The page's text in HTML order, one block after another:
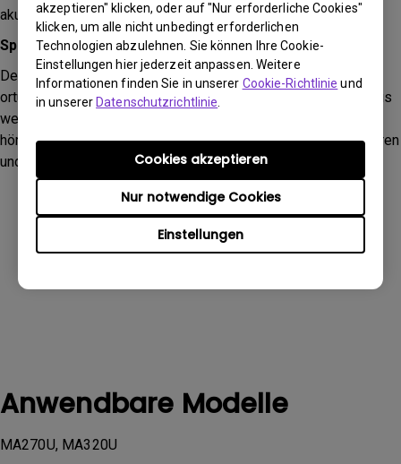
akzeptieren" klicken, oder auf "Nur erforderliche Cookies"
klicken, um alle nicht unbedingt erforderlichen
Technologien abzulehnen. Sie können Ihre Cookie-
Einstellungen hier jederzeit anpassen. Weitere
Informationen finden Sie in unserer Cookie-Richtlinie und
in unsererDatenschutzrichtlinie
Einstellungen
Nur notwendige Cookies
Cookies akzeptieren
akustisch die Atmosphäre eines Kinos erleben.
Spielmodus
Der Spielmodus verbessert die Geräuscherkennung und -
ortung beim Spielen. Er ermöglicht es dir, genau zu hören, aus
welcher Richtung Feinde kommen oder welche Schritte zu
hören sind. Dies hilft dir, besser auf Bedrohungen zu reagieren
und macht das Spielerlebnis realistischer und spannender.
Anwendbare Modelle
MA270U, MA320U